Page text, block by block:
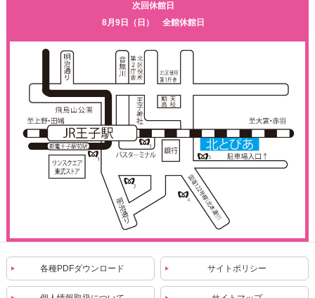
次回休館日
8月9日（日） 全館休館日
各種PDFダウンロード サイトポリシー